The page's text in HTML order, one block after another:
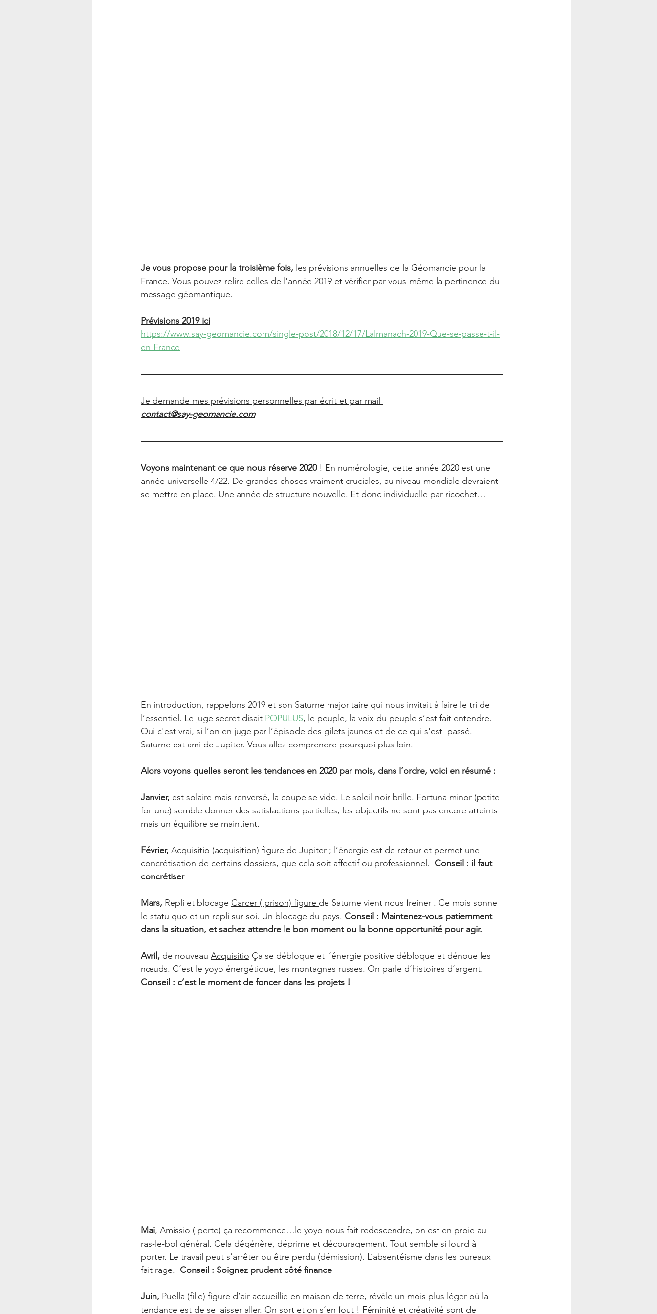
Je vous propose pour la troisième fois, les prévisions annuelles de la Géomancie pour la
France. Vous pouvez relire celles de l'année 2019 et vérifier par vous-même la pertinence du
message géomantique.
Prévisions 2019 ici
https://www.say-geomancie.com/single-post/2018/12/17/Lalmanach-2019-Que-se-passe-t-il-
en-France
Je demande mes prévisions personnelles par écrit et par mail
contact@say-geomancie.com
Voyons maintenant ce que nous réserve 2020 ! En numérologie, cette année 2020 est une
année universelle 4/22. De grandes choses vraiment cruciales, au niveau mondiale devraient
se mettre en place. Une année de structure nouvelle. Et donc individuelle par ricochet…
En introduction, rappelons 2019 et son Saturne majoritaire qui nous invitait à faire le tri de
l’essentiel. Le juge secret disait POPULUS, le peuple, la voix du peuple s’est fait entendre.
Oui c'est vrai, si l’on en juge par l’épisode des gilets jaunes et de ce qui s'est  passé.
Saturne est ami de Jupiter. Vous allez comprendre pourquoi plus loin.
Alors voyons quelles seront les tendances en 2020 par mois, dans l’ordre, voici en résumé :
Janvier, est solaire mais renversé, la coupe se vide. Le soleil noir brille. Fortuna minor (petite
fortune) semble donner des satisfactions partielles, les objectifs ne sont pas encore atteints
mais un équilibre se maintient.
Février, Acquisitio (acquisition) figure de Jupiter ; l’énergie est de retour et permet une
concrétisation de certains dossiers, que cela soit affectif ou professionnel. Conseil : il faut
concrétiser
Mars, Repli et blocage Carcer ( prison) figure de Saturne vient nous freiner . Ce mois sonne
le statu quo et un repli sur soi. Un blocage du pays. Conseil : Maintenez-vous patiemment
dans la situation, et sachez attendre le bon moment ou la bonne opportunité pour agir.
Avril, de nouveau Acquisitio Ça se débloque et l’énergie positive débloque et dénoue les
nœuds. C’est le yoyo énergétique, les montagnes russes. On parle d’histoires d’argent.
Conseil : c’est le moment de foncer dans les projets !
Mai, Amissio ( perte) ça recommence…le yoyo nous fait redescendre, on est en proie au
ras-le-bol général. Cela dégénère, déprime et découragement. Tout semble si lourd à
porter. Le travail peut s‘arrêter ou être perdu (démission). L’absentéisme dans les bureaux
fait rage. Conseil : Soignez prudent côté finance
Juin, Puella (fille) figure d’air accueillie en maison de terre, révèle un mois plus léger où la
tendance est de se laisser aller. On sort et on s’en fout ! Féminité et créativité sont de